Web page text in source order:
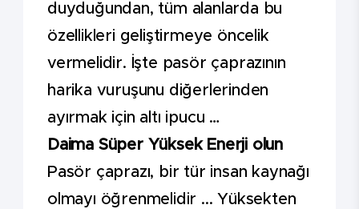
duyduğundan, tüm alanlarda bu
özellikleri geliştirmeye öncelik
vermelidir. İşte pasör çaprazının
harika vuruşunu diğerlerinden
ayırmak için altı ipucu …
Daima Süper Yüksek Enerji olun
Pasör çaprazı, bir tür insan kaynağı
olmayı öğrenmelidir ... Yüksekten